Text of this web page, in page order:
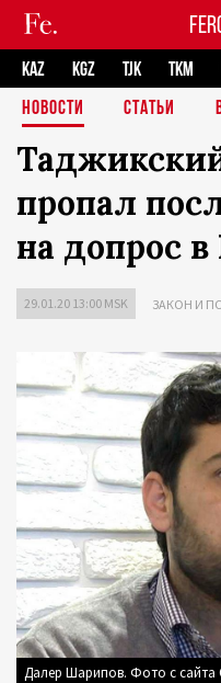
KAZ KGZ TJK TKM
НОВОСТИ
СТАТЬИ
пропал
на допрос
29.01.20 13:00 MSK ЗАКОН И
Далер Шарипов. Фото с сайта